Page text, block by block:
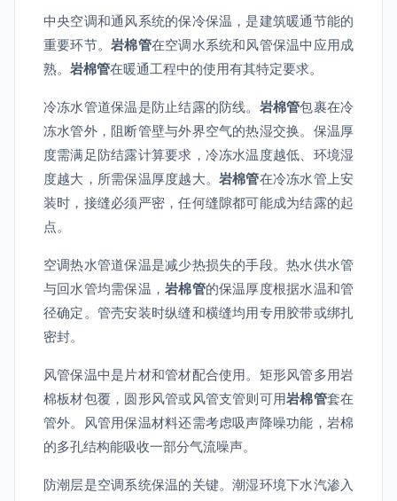
中央空调和通风系统的保冷保温，是建筑暖通节能的
重要环节。岩棉管在空调水系统和风管保温中应用成
熟。 岩棉管在暖通工程中的使用有其特定要求。
冷冻水管道保温是防止结露的防线。 岩棉管包裹在冷
冻水管外，阻断管壁与外界空气的热湿交换。保温厚
度需满足防结露计算要求，冷冻水温度越低、环境湿
度越大，所需保温厚度越大。 岩棉管在冷冻水管上安
装时，接缝必须严密，任何缝隙都可能成为结露的起
点。
空调热水管道保温是减少热损失的手段。热水供水管
与回水管均需保温，岩棉管的保温厚度根据水温和管
径确定。管壳安装时纵缝和横缝均用专用胶带或绑扎
密封。
风管保温中是片材和管材配合使用。矩形风管多用岩
棉板材包覆，圆形风管或风管支管则可用岩棉管套在
管外。风管用保温材料还需考虑吸声降噪功能，岩棉
的多孔结构能吸收一部分气流噪声。
防潮层是空调系统保温的关键。潮湿环境下水汽渗入